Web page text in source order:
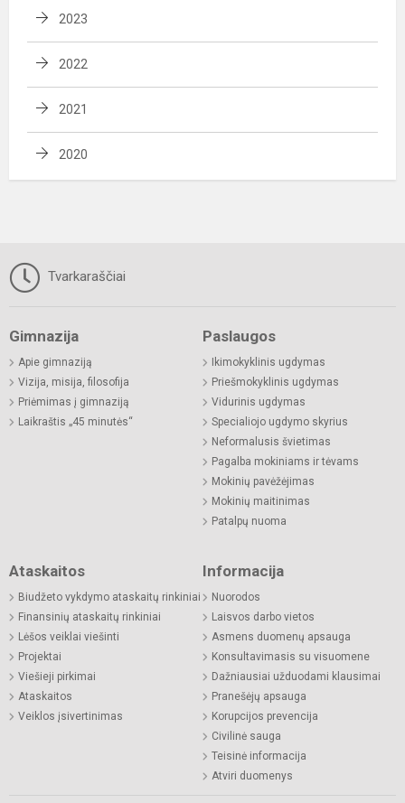
2023
2022
2021
2020
Tvarkaraščiai
Gimnazija
Apie gimnaziją
Vizija, misija, filosofija
Priėmimas į gimnaziją
Laikraštis „45 minutės“
Paslaugos
Ikimokyklinis ugdymas
Priešmokyklinis ugdymas
Vidurinis ugdymas
Specialiojo ugdymo skyrius
Neformalusis švietimas
Pagalba mokiniams ir tėvams
Mokinių pavėžėjimas
Mokinių maitinimas
Patalpų nuoma
Ataskaitos
Biudžeto vykdymo ataskaitų rinkiniai
Finansinių ataskaitų rinkiniai
Lėšos veiklai viešinti
Projektai
Viešieji pirkimai
Ataskaitos
Veiklos įsivertinimas
Informacija
Nuorodos
Laisvos darbo vietos
Asmens duomenų apsauga
Konsultavimasis su visuomene
Dažniausiai užduodami klausimai
Pranešėjų apsauga
Korupcijos prevencija
Civilinė sauga
Teisinė informacija
Atviri duomenys